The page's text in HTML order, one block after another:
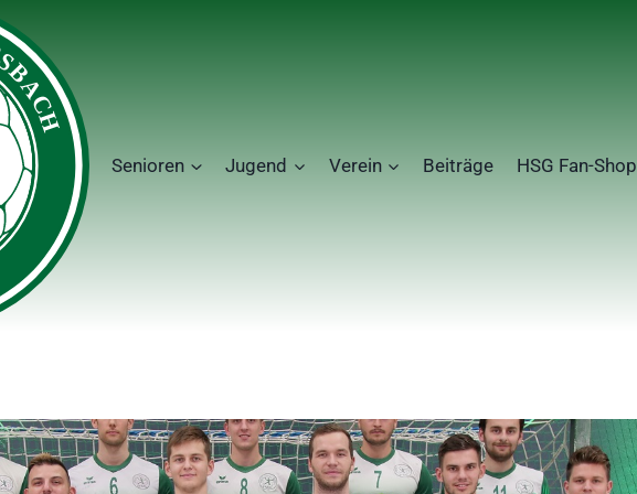
Senioren Jugend Verein Beiträge HSG Fan-Shop